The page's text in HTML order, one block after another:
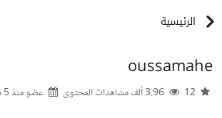
الرئيسية
oussamahe
عضو منذ5 سنوات